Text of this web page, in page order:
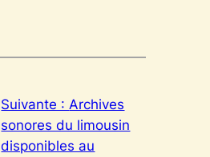
Suivante : Archives
sonores du limousin
disponibles au